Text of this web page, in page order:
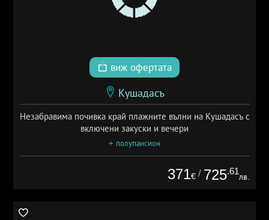
виж офертата
Кушадасъ
Незабравима почивка край плажните вълни на Кушадасъ с
включени закуски и вечери
+ полупансион
371€ / 725.61
лв.